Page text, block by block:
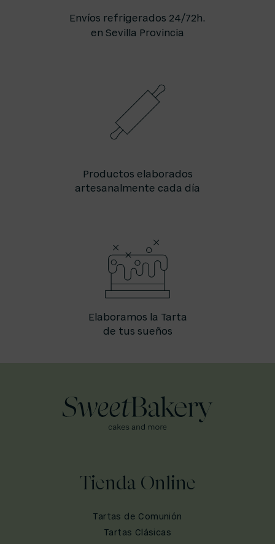
Envíos refrigerados 24/72h.
en Sevilla Provincia
Productos elaborados
artesanalmente cada día
Elaboramos la Tarta
de tus sueños
Tienda Online
Tartas de Comunión
Tartas Clásicas